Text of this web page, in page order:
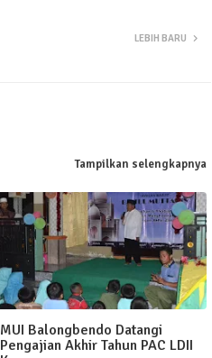
LEBIH BARU
Tampilkan selengkapnya
MUI Balongbendo Datangi
Pengajian Akhir Tahun PAC LDII